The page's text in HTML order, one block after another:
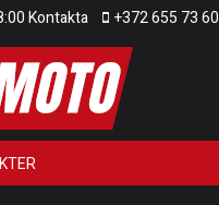
Kontakta +372 655 73 60